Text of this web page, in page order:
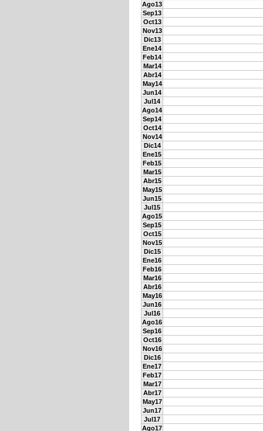
Ago13
Sep13
Oct13
Nov13
Dic13
Ene14
Feb14
Mar14
Abr14
May14
Jun14
Jul14
Ago14
Sep14
Oct14
Nov14
Dic14
Ene15
Feb15
Mar15
Abr15
May15
Jun15
Jul15
Ago15
Sep15
Oct15
Nov15
Dic15
Ene16
Feb16
Mar16
Abr16
May16
Jun16
Jul16
Ago16
Sep16
Oct16
Nov16
Dic16
Ene17
Feb17
Mar17
Abr17
May17
Jun17
Jul17
Ago17